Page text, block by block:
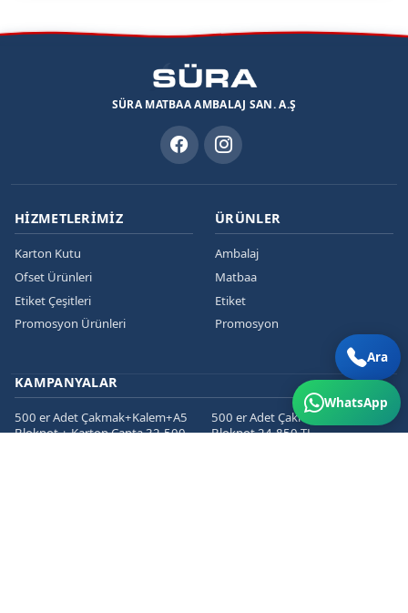
SÜRA MATBAA AMBALAJ SAN. A.Ş
HIZMETLERIMIZ
Karton Kutu
Ofset Ürünleri
Etiket Çeşitleri
Promosyon Ürünleri
ÜRÜNLER
Ambalaj
Matbaa
Etiket
Promosyon
KAMPANYALAR
500 er Adet Çakmak+Kalem+A5
Bloknot + Karton Çanta 32.500
500 er Adet Çakmak+Kalem+A5
Bloknot 24.850 TL
Ara
WhatsApp